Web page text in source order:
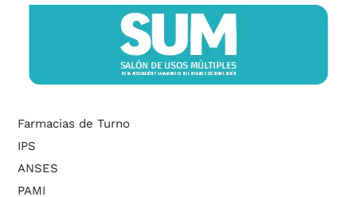
Farmacias de Turno
IPS
ANSES
PAMI